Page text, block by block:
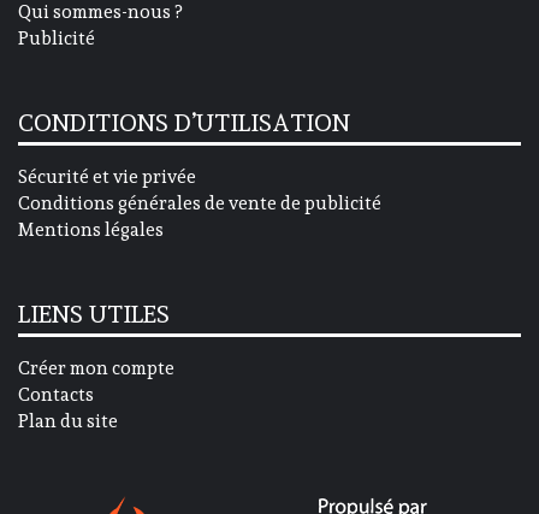
Qui sommes-nous ?
Publicité
CONDITIONS D’UTILISATION
Sécurité et vie privée
Conditions générales de vente de publicité
Mentions légales
LIENS UTILES
Créer mon compte
Contacts
Plan du site